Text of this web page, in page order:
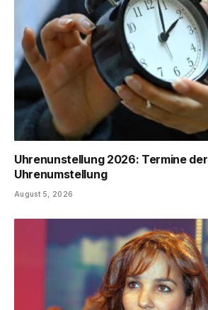
Uhrenunstellung 2026: Termine der
Uhrenumstellung
August 5, 2026